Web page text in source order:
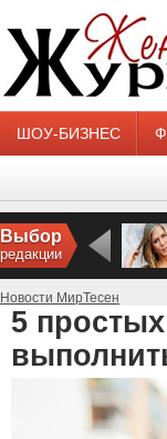
ШОУ-БИЗНЕС
Выбор
редакции
Новости МирТесен
5